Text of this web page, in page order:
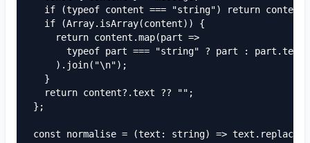
  if (typeof content === "string") return content;
  if (Array.isArray(content)) {
    return content.map(part =>
typeof part === "string" ? part : part.text
    ).join("\n");
  }
  return content?.text ?? "";
};
const normalise = (text: string) =>